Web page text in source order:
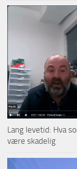
Lang levetid: Hva
være skadelig